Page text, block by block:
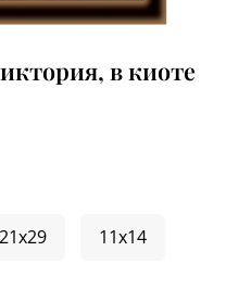
в киоте
21x29 11x14